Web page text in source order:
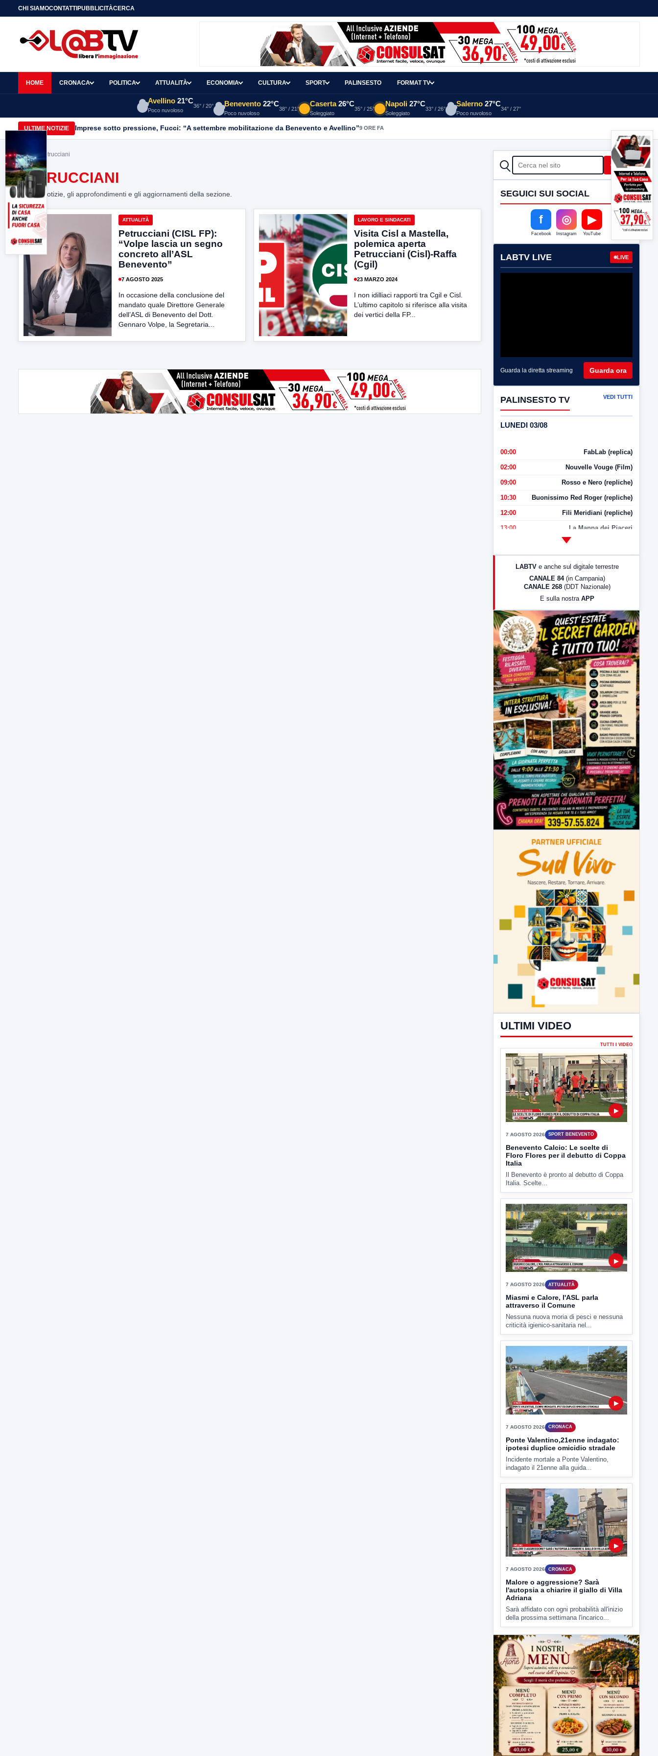
CHI SIAMOCONTATTIPUBBLICITÀCERCA
HOME CRONACA POLITICA ATTUALITÀ ECONOMIA CULTURA SPORT PALINSESTO FORMAT TV
Avellino 21°C
Poco nuvoloso
36° / 20° Benevento 22°C
Poco nuvoloso
38° / 21°
Caserta 26°C
Soleggiato
35° / 25°
Napoli 27°C
Soleggiato
33° / 26°
Salerno 27°C
Poco nuvoloso
34° / 27°
ULTIME NOTIZIE Imprese sotto pressione, Fucci: “A settembre mobilitazione da Benevento e Avellino”9 ORE FA
Home> petrucciani
PETRUCCIANI
Tutte le notizie, gli approfondimenti e gli aggiornamenti della sezione.
ATTUALITÀ
Petrucciani (CISL FP):
“Volpe lascia un segno
concreto all’ASL
Benevento”
7 AGOSTO 2025
In occasione della conclusione del
mandato quale Direttore Generale
dell’ASL di Benevento del Dott.
Gennaro Volpe, la Segretaria...
LAVORO E SINDACATI
Visita Cisl a Mastella,
polemica aperta
Petrucciani (Cisl)-Raffa
(Cgil)
23 MARZO 2024
I non idilliaci rapporti tra Cgil e Cisl.
L’ultimo capitolo si riferisce alla visita
dei vertici della FP...
CERCA Cerca
SEGUICI SUI SOCIAL
f
Facebook
◎
Instagram
▶
YouTube
LABTV LIVE LIVE
Guarda la diretta streaming Guarda ora
PALINSESTO TV VEDI TUTTI
LUNEDI 03/08
00:00 FabLab (replica)
02:00 Nouvelle Vouge (Film)
09:00 Rosso e Nero (repliche)
10:30 Buonissimo Red Roger (repliche)
12:00 Fili Meridiani (repliche)
13:00 La Mappa dei Piaceri
LabNews (Diretta)
23:00 LabNews (replica)
LABTV e anche sul digitale terrestre
CANALE 84 (in Campania)
CANALE 268 (DDT Nazionale)
E sulla nostra APP
ULTIMI VIDEO
▶
Benevento Calcio: Le scelte di
Floro Flores per il debutto di Coppa
Italia
Il Benevento è pronto al debutto di Coppa
Italia. Scelte...
▶
Miasmi e Calore, l'ASL parla
attraverso il Comune
Nessuna nuova moria di pesci e nessuna
criticità igienico-sanitaria nel...
Ponte Valentino,21enne indagato:
ipotesi duplice omicidio stradale
Incidente mortale a Ponte Valentino,
indagato il 21enne alla guida...
▶
Malore o aggressione? Sarà
l'autopsia a chiarire il giallo di Villa
Adriana
Sarà affidato con ogni probabilità all'inizio
della prossima settimana l'incarico...